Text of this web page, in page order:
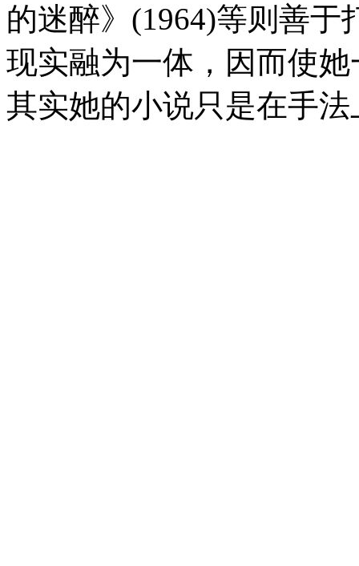
的迷醉》(1964)等则善
现实融为一体，因而使
其实她的小说只是在手